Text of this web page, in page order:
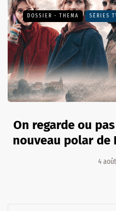
DOSSIER - THEMA SÉRIES
On regarde ou
nouveau polar de
4